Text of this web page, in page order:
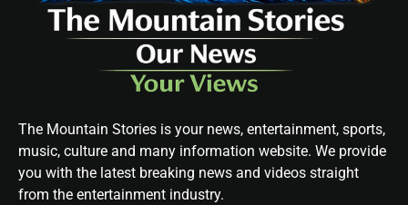
The Mountain Stories is your news, entertainment, sports,
music, culture and many information website. We provide
you with the latest breaking news and videos straight
from the entertainment industry.